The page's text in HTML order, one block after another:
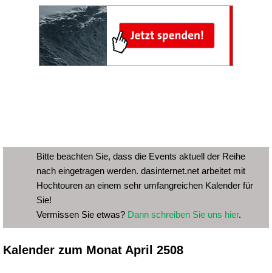
Bitte beachten Sie, dass die Events aktuell der Reihe
nach eingetragen werden. dasinternet.net arbeitet mit
Hochtouren an einem sehr umfangreichen Kalender für
Sie!
Vermissen Sie etwas? Dann schreiben Sie uns hier.
Kalender zum Monat April 2508